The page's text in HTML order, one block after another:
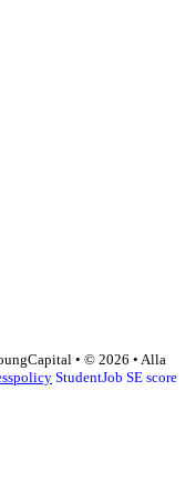
• © 2026 • Alla
StudentJob SE score